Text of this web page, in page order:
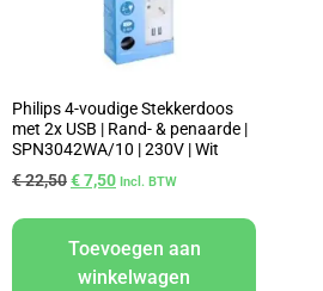
Philips 4-voudige Stekkerdoos
met 2x USB | Rand- & penaarde |
SPN3042WA/10 | 230V | Wit
€22,50€7,50 Incl. BTW
Toevoegen aan
winkelwagen